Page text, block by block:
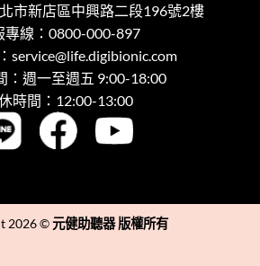
市新店區中興路二段​196號2樓
線： 0800-000-897
service@life.digibionic.com
：週一至週五 9:00-18:00
時間：12:00-13:00
2026 ©元健助聽器 版權所有